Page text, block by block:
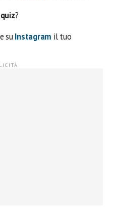
quiz?
suInstagram il tuo